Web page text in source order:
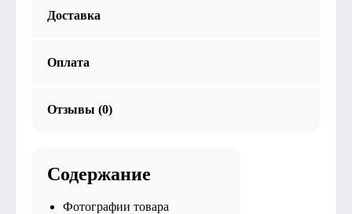
Доставка
Оплата
Отзывы (0)
Содержание
Фотографии товара